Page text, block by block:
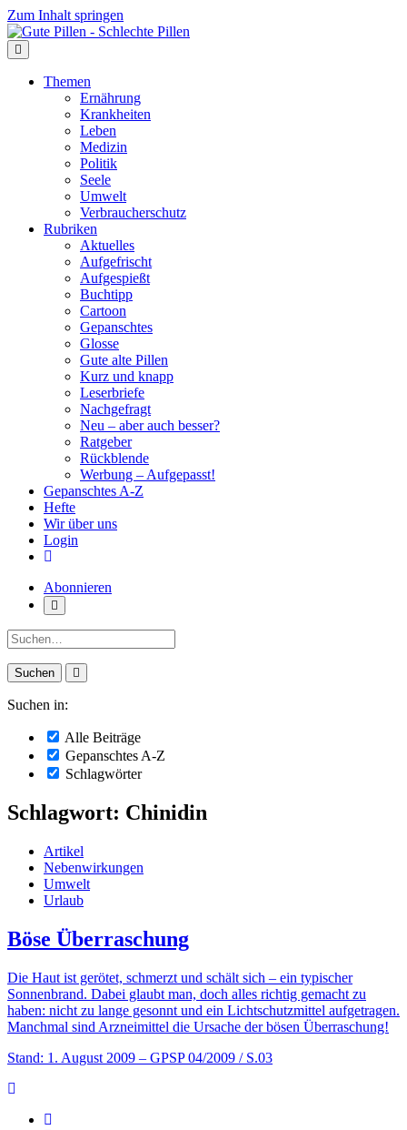
Zum Inhalt springen
Themen
Ernährung
Krankheiten
Leben
Medizin
Politik
Seele
Umwelt
Verbraucherschutz
Rubriken
Aktuelles
Aufgefrischt
Aufgespießt
Buchtipp
Cartoon
Gepanschtes
Glosse
Gute alte Pillen
Kurz und knapp
Leserbriefe
Nachgefragt
Neu – aber auch besser?
Ratgeber
Rückblende
Werbung – Aufgepasst!
Gepanschtes A-Z
Hefte
Wir über uns
Login
Abonnieren
Suche:
Suchen in:
Alle Beiträge
Gepanschtes A-Z
Schlagwörter
Schlagwort: Chinidin
Artikel
Nebenwirkungen
Umwelt
Urlaub
Böse Überraschung
Die Haut ist gerötet, schmerzt und schält sich – ein typischer
Sonnenbrand. Dabei glaubt man, doch alles richtig gemacht zu
haben: nicht zu lange gesonnt und ein Lichtschutzmittel aufgetragen.
Manchmal sind Arzneimittel die Ursache der bösen Überraschung!
Stand: 1. August 2009 – GPSP 04/2009 / S.03